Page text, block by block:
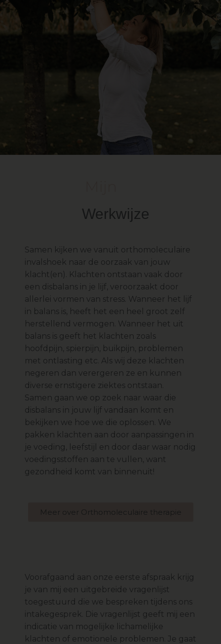
Werkwijze
Samen kijken we vanuit orthomoleculaire
invalshoek naar de oorzaak van jouw
klacht(en). Klachten ontstaan vaak door
een disbalans in je lijf, veroorzaakt door
allerlei vormen van stress. Wanneer het lijf
in balans is, heeft het een heel groot zelf
herstellend vermogen. Wanneer het uit
balans is geeft het klachten zoals
hoofdpijn, spierpijn, buikpijn, problemen
met ontlasting etc. Als wij deze klachten
negeren dan verergeren ze en kunnen
diverse ernstigere ziektes ontstaan.
Samen gaan we op zoek naar waar die
disbalans in jouw lijf vandaan komt en
bekijken we hoe we die oplossen. We
pakken klachten aan door aanpassingen in
je voeding, leefstijl en door daar waar nodig
voedingsstoffen aan te vullen, want
gezondheid komt van binnenuit!
Meer over Orthomoleculaire therapie
Voorafgaand aan onze eerste afspraak krijg
je van mij een uitgebreide vragenlijst
toegestuurd die we bespreken tijdens ons
intakegesprek. Die vragenlijst geeft mij een
indicatie van mogelijke lichamelijke
klachten of emotionele problemen. Je gaat